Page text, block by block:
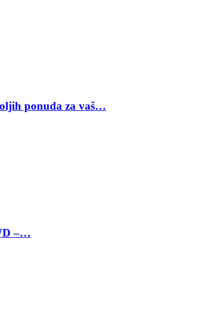
ponuda za vaš…
–…